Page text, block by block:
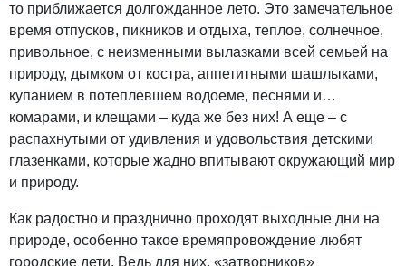
то приближается долгожданное лето. Это замечательное
время отпусков, пикников и отдыха, теплое, солнечное,
привольное, с неизменными вылазками всей семьей на
природу, дымком от костра, аппетитными шашлыками,
купанием в потеплевшем водоеме, песнями и…
комарами, и клещами – куда же без них! А еще – с
распахнутыми от удивления и удовольствия детскими
глазенками, которые жадно впитывают окружающий мир
и природу.
Как радостно и празднично проходят выходные дни на
природе, особенно такое времяпровождение любят
городские дети. Ведь для них, «затворников»